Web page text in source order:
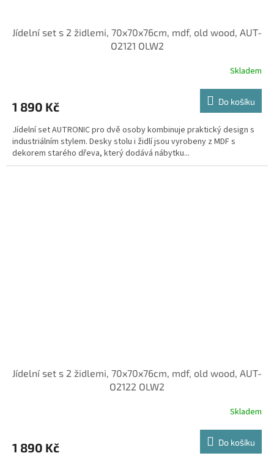
Jídelní set s 2 židlemi, 70x70x76cm, mdf, old wood, AUT-
O2121 OLW2
Skladem
1 890 Kč Do košíku
Jídelní set AUTRONIC pro dvě osoby kombinuje praktický design s
industriálním stylem. Desky stolu i židlí jsou vyrobeny z MDF s
dekorem starého dřeva, který dodává nábytku...
Jídelní set s 2 židlemi, 70x70x76cm, mdf, old wood, AUT-
O2122 OLW2
Skladem
1 890 Kč Do košíku